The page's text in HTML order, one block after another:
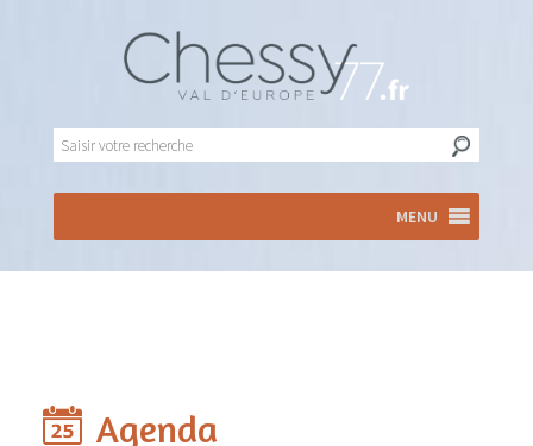
MENU
Agenda